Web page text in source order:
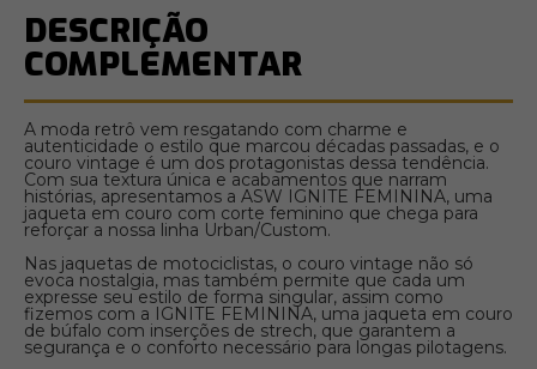
DESCRIÇÃO
COMPLEMENTAR
A moda retrô vem resgatando com charme e
autenticidade o estilo que marcou décadas passadas, e o
couro vintage é um dos protagonistas dessa tendência.
Com sua textura única e acabamentos que narram
histórias, apresentamos a ASW IGNITE FEMININA, uma
jaqueta em couro com corte feminino que chega para
reforçar a nossa linha Urban/Custom.
Nas jaquetas de motociclistas, o couro vintage não só
evoca nostalgia, mas também permite que cada um
expresse seu estilo de forma singular, assim como
fizemos com a IGNITE FEMININA, uma jaqueta em couro
de búfalo com inserções de strech, que garantem a
segurança e o conforto necessário para longas pilotagens.